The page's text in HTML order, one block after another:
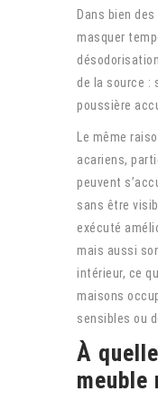
Dans bien
masquer
de la source :
poussière
Le même
acariens,
peuvent
sans être
exécuté
mais aussi
intérieur, ce
maisons
sensibles ou
À
meuble